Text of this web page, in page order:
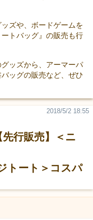
ズや、ボードゲームを
トバッグ』の販売も行
ッズから、アーマーパ
ッグの販売など、ぜひ
先行販売】＜ニ
トート＞コスパ
2018/5/2 18:55